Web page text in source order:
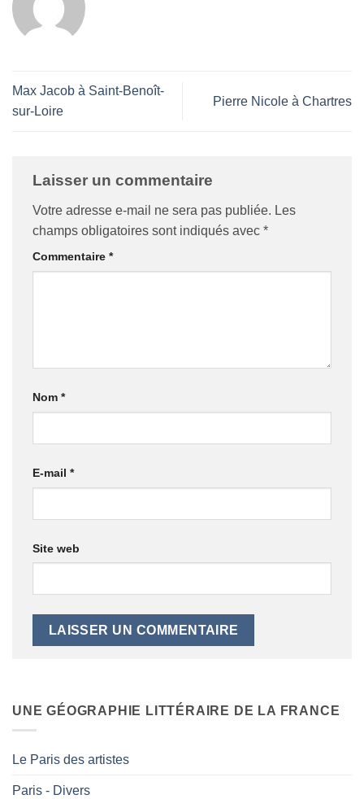
Max Jacob à Saint-Benoît-
sur-Loire
Pierre Nicole à Chartres
Laisser un commentaire
Votre adresse e-mail ne sera pas publiée. Les
champs obligatoires sont indiqués avec *
Commentaire *
Nom *
E-mail *
Site web
UNE GÉOGRAPHIE LITTÉRAIRE DE LA FRANCE
Le Paris des artistes
Paris - Divers